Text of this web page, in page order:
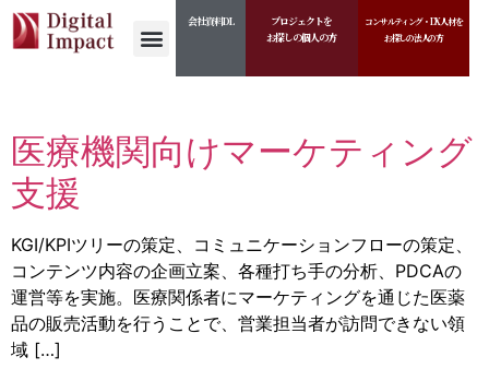
会社資料DL
プロジェクトを
お探しの個人の方
コンサルティング・DX人材を
お探しの法人の方
実績カテゴリー: 戦
略/IT/BPR等
医療機関向けマーケティング
支援
KGI/KPIツリーの策定、コミュニケーションフローの策定、
コンテンツ内容の企画立案、各種打ち手の分析、PDCAの
運営等を実施。医療関係者にマーケティングを通じた医薬
品の販売活動を行うことで、営業担当者が訪問できない領
域 […]